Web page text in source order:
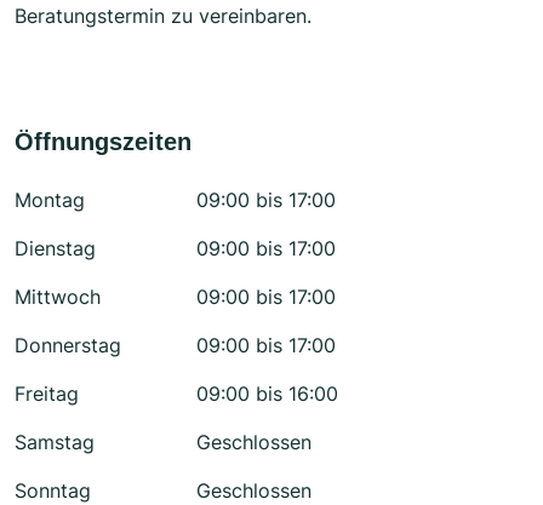
Beratungstermin zu vereinbaren.
Öffnungszeiten
Montag
09:00 bis 17:00
Dienstag
09:00 bis 17:00
Mittwoch
09:00 bis 17:00
Donnerstag
09:00 bis 17:00
Freitag
09:00 bis 16:00
Samstag
Geschlossen
Sonntag
Geschlossen